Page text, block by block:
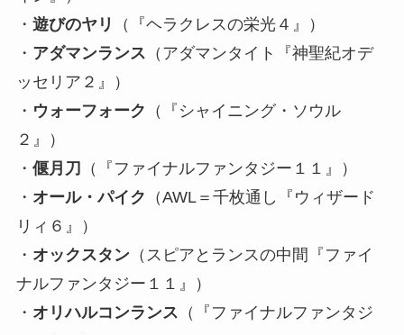
・ 遊びのヤリ
（『ヘラクレスの栄光４』）
・ アダマンランス （アダマンタイト『神聖紀オデ
ッセリア２』）
・ ウォーフォーク （『シャイニング・ソウル
２』）
・ 偃月刀
（『ファイナルファンタジー１１』）
・ オール・パイク （AWL＝千枚通し『ウィザード
リィ６』）
・ オックスタン（スピアとランスの中間『ファイ
ナルファンタジー１１』）
・ オリハルコンランス （『ファイナルファンタジ